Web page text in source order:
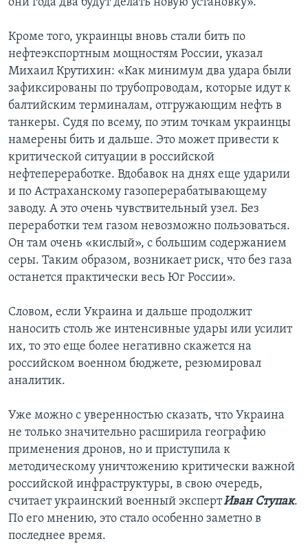
они года два будут делать новую установку».
Кроме того, украинцы вновь стали бить по
нефтеэкспортным мощностям России, указал
Михаил Крутихин: «Как минимум два удара были
зафиксированы по трубопроводам, которые идут к
балтийским терминалам, отгружающим нефть в
танкеры. Судя по всему, по этим точкам украинцы
намерены бить и дальше. Это может привести к
критической ситуации в российской
нефтепереработке. Вдобавок на днях еще ударили
и по Астраханскому газоперерабатывающему
заводу. А это очень чувствительный узел. Без
переработки тем газом невозможно пользоваться.
Он там очень «кислый», с большим содержанием
серы. Таким образом, возникает риск, что без газа
останется практически весь Юг России».
Словом, если Украина и дальше продолжит
наносить столь же интенсивные удары или усилит
их, то это еще более негативно скажется на
российском военном бюджете, резюмировал
аналитик.
Уже можно с уверенностью сказать, что Украина
не только значительно расширила географию
применения дронов, но и приступила к
методическому уничтожению критически важной
российской инфраструктуры, в свою очередь,
считает украинский военный экспертИван Ступак.
По его мнению, это стало особенно заметно в
последнее время.